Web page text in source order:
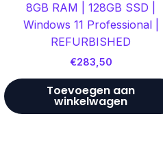
8GB RAM | 128GB SSD |
Windows 11 Professional |
REFURBISHED
€283,50
Toevoegen aan
winkelwagen